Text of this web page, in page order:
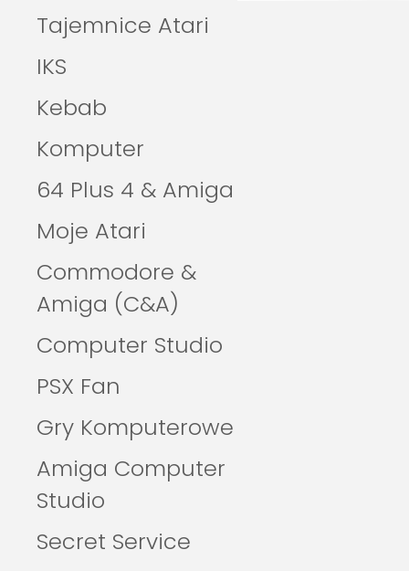
Tajemnice Atari
IKS
Kebab
Komputer
64 Plus 4 & Amiga
Moje Atari
Commodore &
Amiga (C&A)
Computer Studio
PSX Fan
Gry Komputerowe
Amiga Computer
Studio
Secret Service